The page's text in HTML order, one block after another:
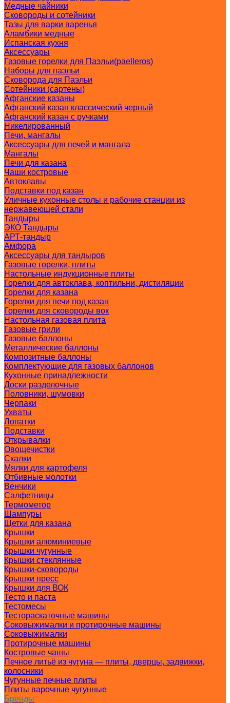
Медные чайники
Сковороды и сотейники
Тазы для варки варенья
Аламбики медные
Испанская кухня
Аксессуары
Газовые горелки для Паэльи(paelleros)
Наборы для паэльи
Сковорода для Паэльи
Сотейники (сартены)
Афганские казаны
Афганский казан классический черный
Афганский казан с ручками
Никелированный
Печи, мангалы
Аксессуары для печей и мангала
Мангалы
Печи для казана
Чаши костровые
Автоклавы
Подставки под казан
Уличные кухонные столы и рабочие станции из
нержавеющей стали
Тандыры
ЭКО Тандыры
АРТ-тандыр
Амфора
Аксессуары для тандыров
Газовые горелки, плиты
Настольные индукционные плиты
Горелки для автоклава, коптильни, дистиляции
Горелки для казана
Горелки для печи под казан
Горелки для сковороды вок
Настольная газовая плита
Газовые грили
Газовые баллоны
Металлические баллоны
Композитные баллоны
Комплектующие для газовых баллонов
Кухонные принадлежности
Доски разделочные
Половники, шумовки
Черпаки
Ухваты
Лопатки
Подставки
Открывалки
Овощечистки
Скалки
Мялки для картофеля
Отбивные молотки
Венчики
Салфетницы
Термометор
Шампуры
Щетки для казана
Крышки
Крышки алюминиевые
Крышки чугунные
Крышки стеклянные
Крышки-сковороды
Крышки пресс
Крышки для ВОК
Тесто и паста
Тестомесы
Тестораскаточные машины
Соковыжималки и протирочные машины
Соковыжималки
Протирочные машины
Костровые чашы
Печное литьё из чугуна — плиты, дверцы, задвижки,
колосники
Чугунные печные плиты
Плиты варочные чугунные
Бренды